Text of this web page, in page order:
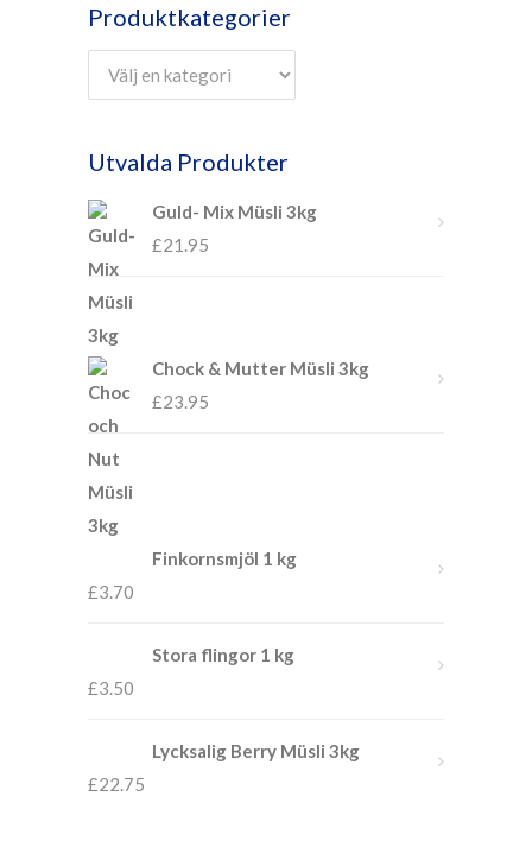
Produktkategorier
Utvalda Produkter
Guld- Mix Müsli 3kg
£21.95
Chock & Mutter Müsli 3kg
£23.95
Finkornsmjöl 1 kg
£3.70
Stora flingor 1 kg
£3.50
Lycksalig Berry Müsli 3kg
£22.75